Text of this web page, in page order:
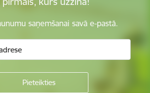
saņemšanai savā e-pastā.